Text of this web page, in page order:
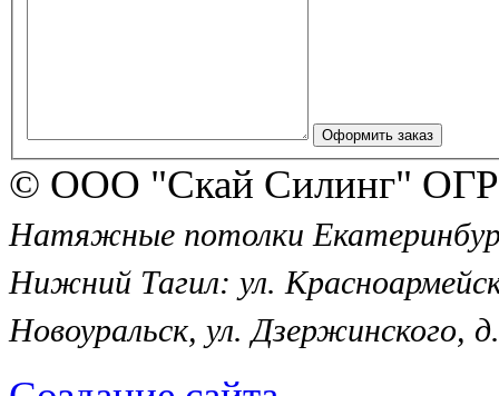
© ООО "Скай Силинг"
Натяжные потолки
Нижний Тагил: ул.
Новоуральск, ул. Дзержинского,